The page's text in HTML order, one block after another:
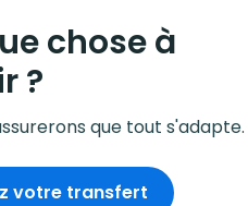
chose à
?
que tout s'adapte.
votre transfert